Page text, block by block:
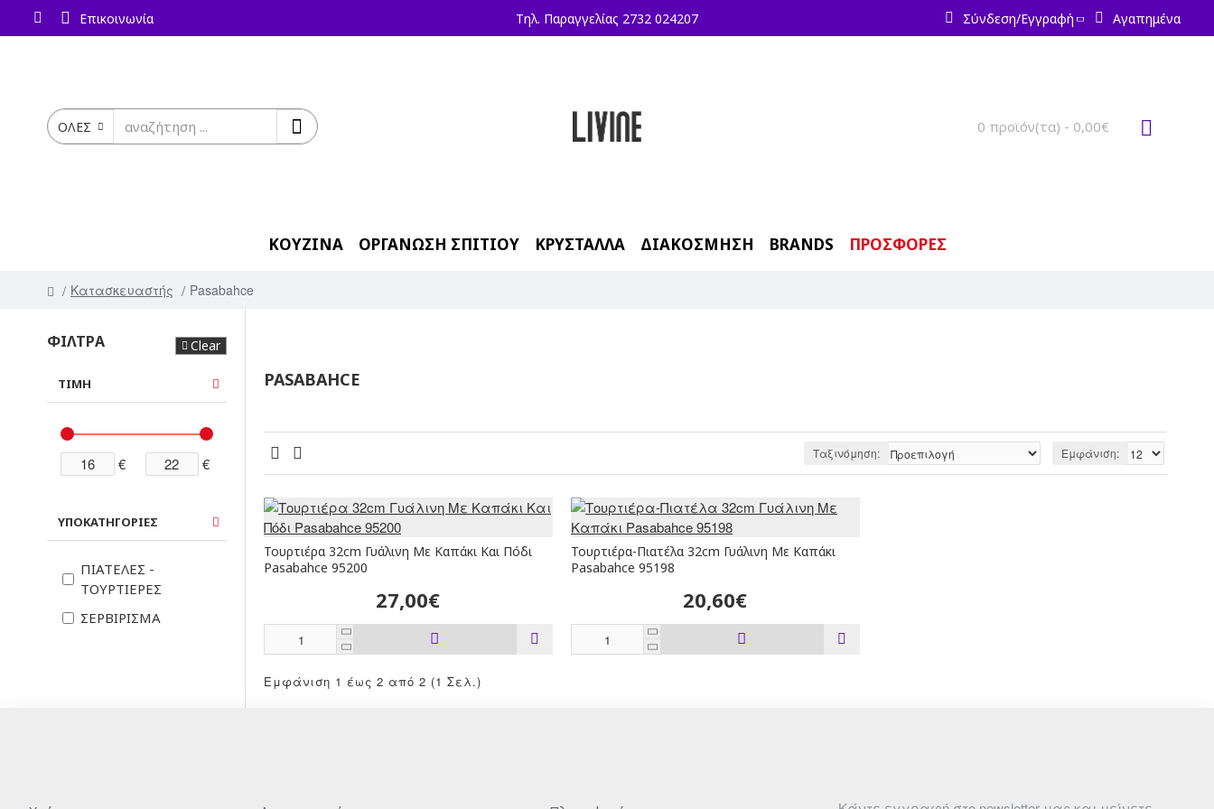
Επικοινωνία Τηλ. Παραγγελίας 2732 024207 Σύνδεση/Εγγραφή Αγαπημένα
ΟΛΕΣ 0 προϊόν(τα) - 0,00€
ΚΟΥΖΙΝΑ ΟΡΓΑΝΩΣΗ ΣΠΙΤΙΟΥ ΚΡΥΣΤΑΛΛΑ ΔΙΑΚΟΣΜΗΣΗ BRANDS ΠΡΟΣΦΟΡΕΣ
Κατασκευαστής Pasabahce
ΦΙΛΤΡΑ Clear
ΤΙΜΗ
€ €
ΥΠΟΚΑΤΗΓΟΡΙΕΣ
ΠΙΑΤΈΛΕΣ -
ΤΟΥΡΤΙΈΡΕΣ
ΣΕΡΒΊΡΙΣΜΑ
PASABAHCE
Ταξινόμηση: Εμφάνιση:
Τουρτιέρα 32cm Γυάλινη Με Καπάκι Και Πόδι
Pasabahce 95200
27,00€
Τουρτιέρα-Πιατέλα 32cm Γυάλινη Με Καπάκι
Pasabahce 95198
20,60€
Εμφάνιση 1 έως 2 από 2 (1 Σελ.)